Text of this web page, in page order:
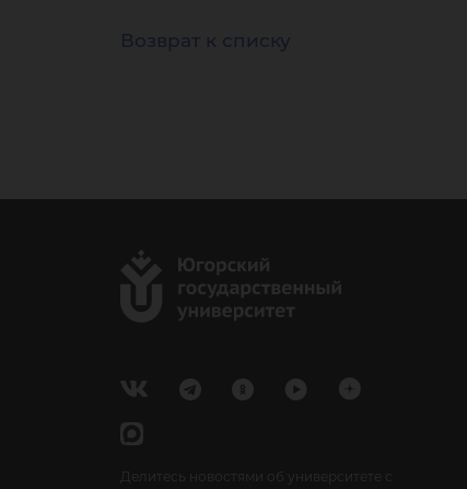
Возврат к списку
Делитесь новостями об университете с